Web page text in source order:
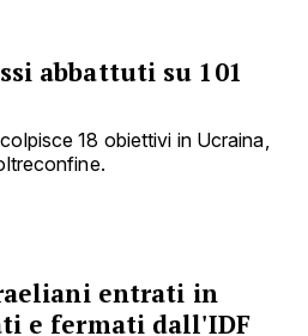
abbattuti su 101
18 obiettivi in Ucraina,
entrati in
e fermati dall'IDF